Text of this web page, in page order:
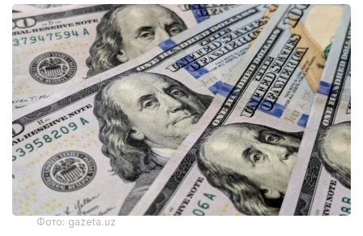
Фото: gazeta.uz